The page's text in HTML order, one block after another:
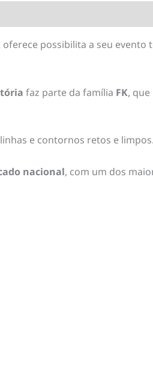
oferece possibilita a seu
faz parte da família FK,
e contornos retos e limpos.
nacional, com um dos